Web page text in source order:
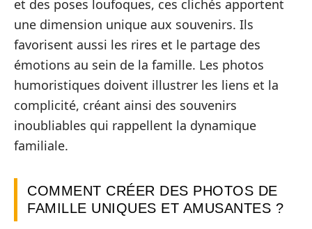
et des poses loufoques, ces clichés apportent
une dimension unique aux souvenirs. Ils
favorisent aussi les rires et le partage des
émotions au sein de la famille. Les photos
humoristiques doivent illustrer les liens et la
complicité, créant ainsi des souvenirs
inoubliables qui rappellent la dynamique
familiale.
COMMENT CRÉER DES PHOTOS DE
FAMILLE UNIQUES ET AMUSANTES ?